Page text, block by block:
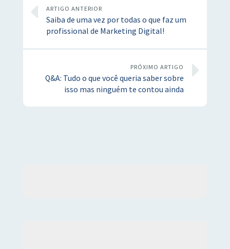
ARTIGO ANTERIOR
Saiba de uma vez por todas o que faz um
profissional de Marketing Digital!
PRÓXIMO ARTIGO
Q&A: Tudo o que você queria saber sobre
isso mas ninguém te contou ainda